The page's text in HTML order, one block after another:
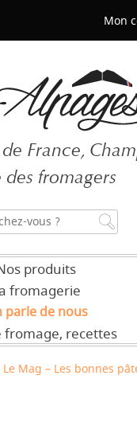
France,
fromagers
produits
fromagerie
parle de nous
fromage, recettes
Le Mag – Les bonnes
Mon
de passe oublié ?
CRÉER UN